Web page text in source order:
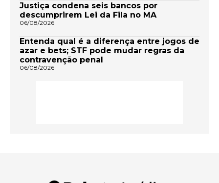
Justiça condena seis bancos por
descumprirem Lei da Fila no MA
06/08/2026
Entenda qual é a diferença entre jogos de
azar e bets; STF pode mudar regras da
contravenção penal
06/08/2026